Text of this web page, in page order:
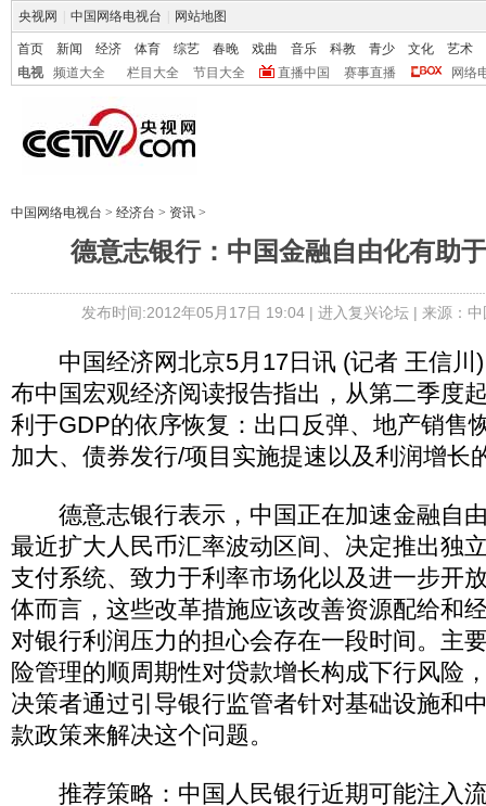
央视网 中国网络电视台 网站地图
首页 新闻 经济 体育 综艺 春晚 戏曲 音乐 科教 青少 文化
艺术
电视
频道大全 栏目大全 节目大全 直播中国 赛事直播 网络
中国网络电视台 > 经济台 > 资讯 >
德意志银行：中国金融自由化有助
发布时间:2012年05月17日 19:04 | 进入复兴论坛| 来源：
中国经济网北京5月17日讯 (记者 王信川)
布中国宏观经济阅读报告指出，从第二季度
利于GDP的依序恢复：出口反弹、地产销售
加大、债券发行/项目实施提速以及利润增长
德意志银行表示，中国正在加速金融自
最近扩大人民币汇率波动区间、决定推出独
支付系统、致力于利率市场化以及进一步开
体而言，这些改革措施应该改善资源配给和
对银行利润压力的担心会存在一段时间。主
险管理的顺周期性对贷款增长构成下行风险
决策者通过引导银行监管者针对基础设施和
款政策来解决这个问题。
推荐策略：中国人民银行近期可能注入